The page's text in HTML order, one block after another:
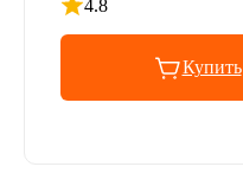
4.8
Рейтинг 4.8 из 5
Купить